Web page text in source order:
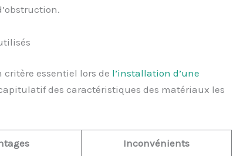
essentiel lors de l’installation d’une
des caractéristiques des matériaux les
Inconvénients